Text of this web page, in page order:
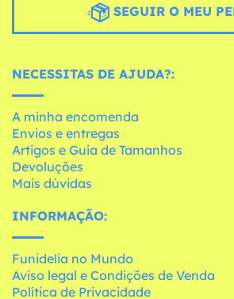
SEGUIR O MEU
NECESSITAS DE AJUDA?:
A minha encomenda
Envios e entregas
Artigos e Guia de Tamanhos
Devoluções
Mais dúvidas
INFORMAÇÃO:
Funidelia no Mundo
Aviso legal e Condições de Venda
Política de Privacidade